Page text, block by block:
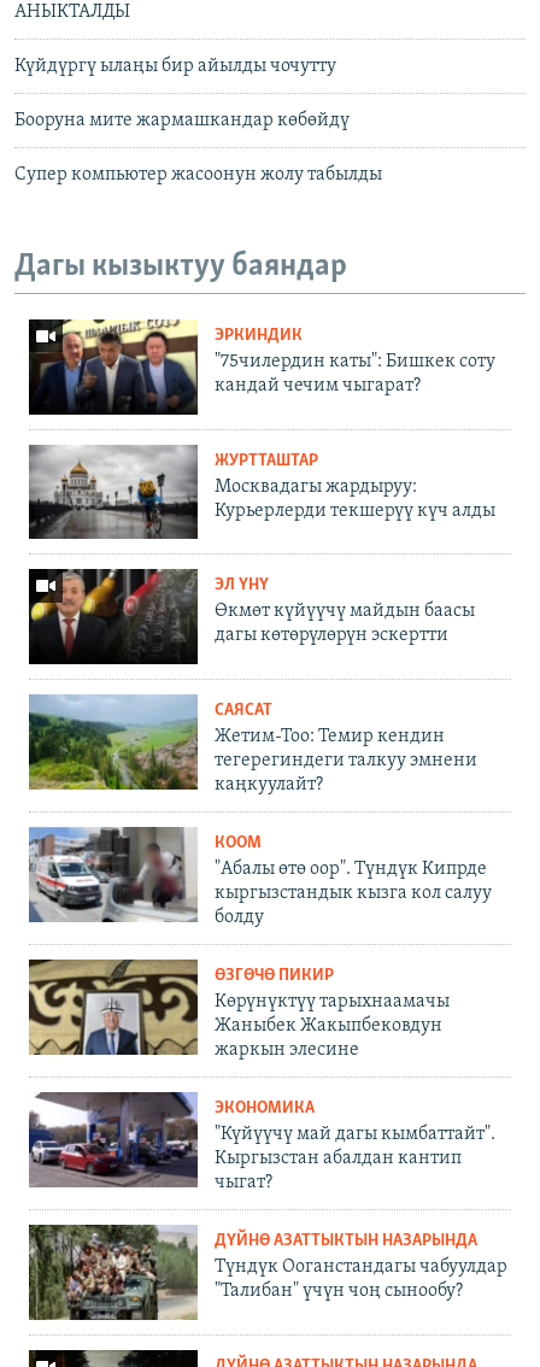
АНЫКТАЛДЫ
Күйдүргү ылаңы бир айылды чочутту
Бооруна мите жармашкандар көбөйдү
Супер компьютер жасоонун жолу табылды
Дагы кызыктуу баяндар
ЭРКИНДИК
"75чилердин каты": Бишкек соту
кандай чечим чыгарат?
ЖУРТТАШТАР
Москвадагы жардыруу:
Курьерлерди текшерүү күч алды
ЭЛ ҮНҮ
Өкмөт күйүүчү майдын баасы
дагы көтөрүлөрүн эскертти
САЯСАТ
Жетим-Тоо: Темир кендин
тегерегиндеги талкуу эмнени
каңкуулайт?
КООМ
"Абалы өтө оор". Түндүк Кипрде
кыргызстандык кызга кол салуу
болду
ӨЗГӨЧӨ ПИКИР
Көрүнүктүү тарыхнаамачы
Жаныбек Жакыпбековдун
жаркын элесине
ЭКОНОМИКА
"Күйүүчү май дагы кымбаттайт".
Кыргызстан абалдан кантип
чыгат?
ДҮЙНӨ АЗАТТЫКТЫН НАЗАРЫНДА
Түндүк Ооганстандагы чабуулдар
"Талибан" үчүн чоң сынообу?